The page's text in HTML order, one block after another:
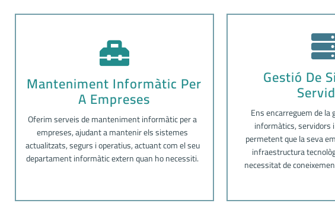
Manteniment Informàtic Per
A Empreses
Oferim serveis de manteniment informàtic per a
empreses, ajudant a mantenir els sistemes
actualitzats, segurs i operatius, actuant com el seu
departament informàtic extern quan ho necessiti.
Gestió De
Ens encarreguem de
informàtics, servidors
permetent que la seva
infraestructura
necessitat de